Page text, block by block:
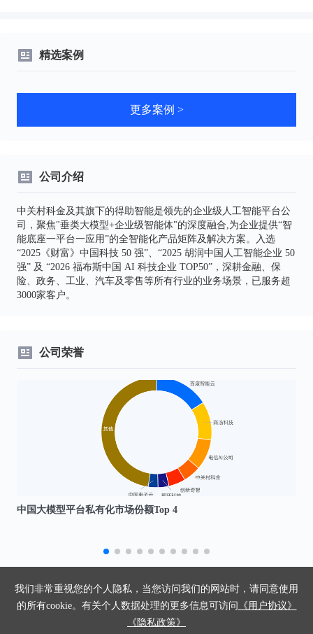
精选案例
更多案例 >
公司介绍
中关村科金及其旗下的得助智能是领先的企业级人工智能平台公
司，聚焦"垂类大模型+企业级智能体"的深度融合,为企业提供“智
能底座一平台一应用”的全智能化产品矩阵及解决方案。入选
“2025《财富》中国科技 50 强”、“2025 胡润中国人工智能企业 50
强” 及 “2026 福布斯中国 AI 科技企业 TOP50”，深耕金融、保
险、政务、工业、汽车及零售等所有行业的业务场景，已服务超
3000家客户。
公司荣誉
中国大模型平台私有化市场份额Top 4
我们非常重视您的个人隐私，当您访问我们的网站时，请同意使用
的所有cookie。有关个人数据处理的更多信息可访问 《用户协议》
《隐私政策》